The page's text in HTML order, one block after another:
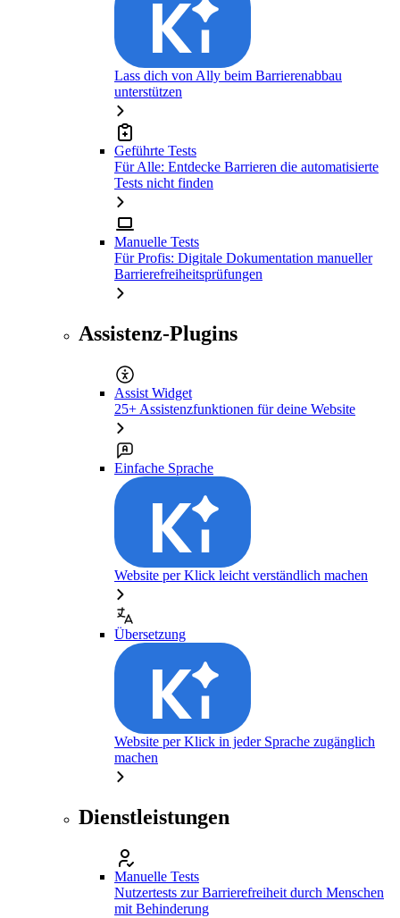
Lass dich von Ally beim Barrierenabbau
unterstützen
Geführte Tests
Für Alle: Entdecke Barrieren die automatisierte
Tests nicht finden
Manuelle Tests
Für Profis: Digitale Dokumentation manueller
Barrierefreiheitsprüfungen
Assistenz-Plugins
Assist Widget
25+ Assistenzfunktionen für deine Website
Einfache Sprache
Website per Klick leicht verständlich machen
Übersetzung
Website per Klick in jeder Sprache zugänglich
machen
Dienstleistungen
Manuelle Tests
Nutzertests zur Barrierefreiheit durch Menschen
mit Behinderung